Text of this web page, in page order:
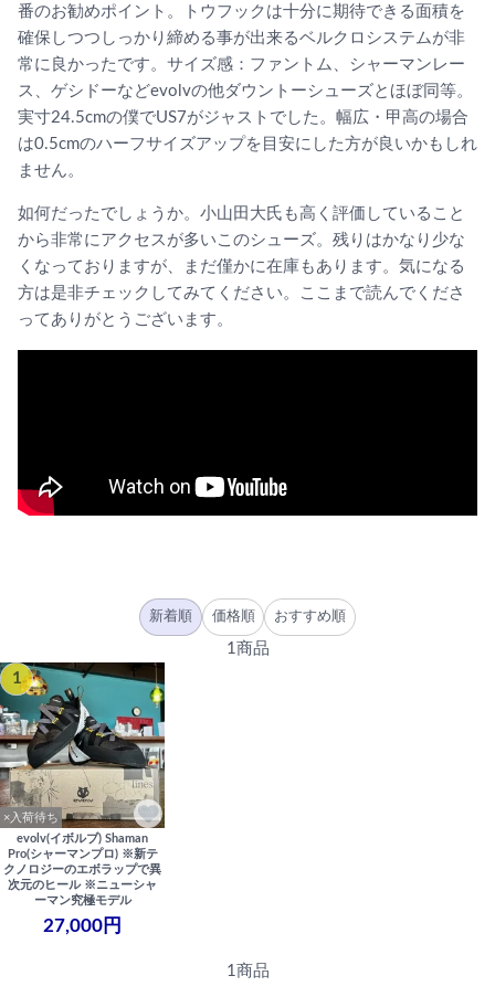
番のお勧めポイント。トウフックは十分に期待できる面積を
確保しつつしっかり締める事が出来るベルクロシステムが非
常に良かったです。サイズ感：ファントム、シャーマンレー
ス、ゲシドーなどevolvの他ダウントーシューズとほぼ同等。
実寸24.5cmの僕でUS7がジャストでした。幅広・甲高の場合
は0.5cmのハーフサイズアップを目安にした方が良いかもしれ
ません。
如何だったでしょうか。小山田大氏も高く評価していること
から非常にアクセスが多いこのシューズ。残りはかなり少な
くなっておりますが、まだ僅かに在庫もあります。気になる
方は是非チェックしてみてください。ここまで読んでくださ
ってありがとうございます。
新着順 価格順 おすすめ順
1商品
1
×入荷待ち
evolv(イボルブ) Shaman
Pro(シャーマンプロ) ※新テ
クノロジーのエボラップで異
次元のヒール ※ニューシャ
ーマン究極モデル
27,000円
1商品